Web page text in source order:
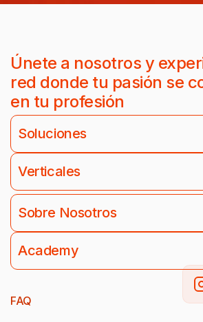
Únete a nosotros y
red donde tu pasión se
en tu profesión
Soluciones
Verticales
Sobre Nosotros
Academy
FAQ